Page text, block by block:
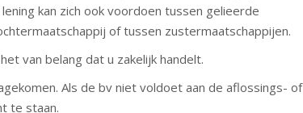
kan zich ook voordoen tussen gelieerde
of tussen zustermaatschappijen.
van belang dat u zakelijk handelt.
Als de bv niet voldoet aan de aflossings- of
te staan.